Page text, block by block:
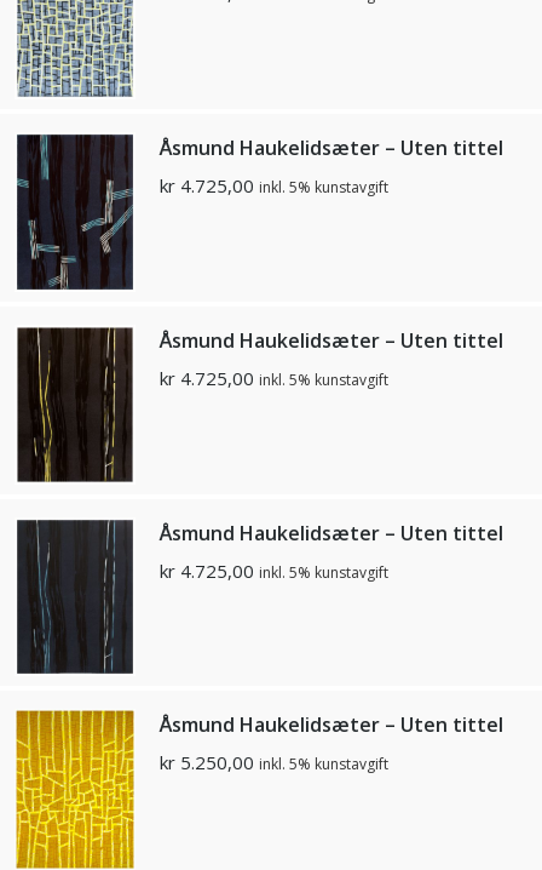
Åsmund Haukelidsæter – Uten tittel
kr 4.725,00 inkl. 5% kunstavgift
Åsmund Haukelidsæter – Uten tittel
kr 4.725,00 inkl. 5% kunstavgift
Åsmund Haukelidsæter – Uten tittel
kr 4.725,00 inkl. 5% kunstavgift
Åsmund Haukelidsæter – Uten tittel
kr 5.250,00 inkl. 5% kunstavgift